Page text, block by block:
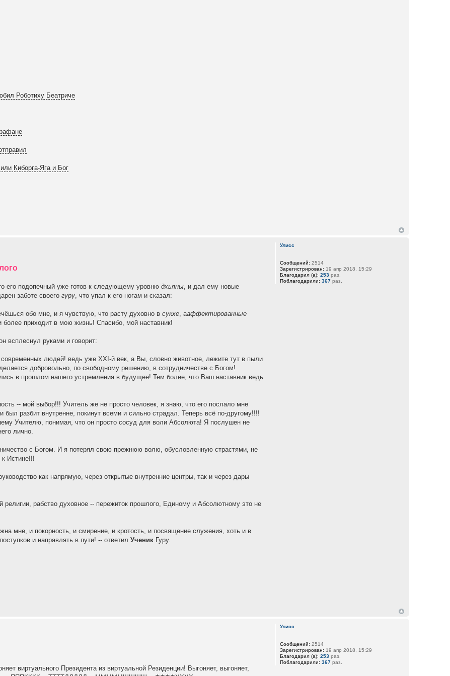
Роботиху Беатриче
Киборга-Яга и Бог
его подопечный уже готов к следующему уровню дхьяны, и дал ему новые
заботе своего гуру, что упал к его ногам и сказал:
обо мне, и я чувствую, что расту духовно в сукхе, ааффектированные
приходит в мою жизнь! Спасибо, мой наставник!
всплеснул руками и говорит:
людей! ведь уже XXI-й век, а Вы, словно животное, лежите тут в пыли
добровольно, по свободному решению, в сотрудничестве с Богом!
в прошлом нашего устремления в будущее! Тем более, что Ваш наставник ведь
-- мой выбор!!! Учитель же не просто человек, я знаю, что его послало мне
разбит внутренне, покинут всеми и сильно страдал. Теперь всё по-другому!!!!
Учителю, понимая, что он просто сосуд для воли Абсолюта! Я послушен не
лично.
с Богом. И я потерял свою прежнюю волю, обусловленную страстями, не
Истине!!!
как напрямую, через открытые внутренние центры, так и через дары
религии, рабство духовное -- пережиток прошлого, Единому и Абсолютному это не
мне, и покорность, и смирение, и кротость, и посвящение служения, хоть и в
и направлять в пути! -- ответил УченикГуру.
Улисс
Сообщений: 2514
Зарегистрирован: 19 апр 2018, 15:29
Благодарил (а): 253раз.
Поблагодарили: 367раз.
виртуального Президента из виртуальной Резиденции! Выгоняет, выгоняет,
Улисс
Сообщений: 2514
Зарегистрирован: 19 апр 2018, 15:29
Благодарил (а): 253раз.
Поблагодарили: 367раз.